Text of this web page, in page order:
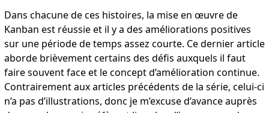
Dans chacune de ces histoires, la mise en œuvre de
Kanban est réussie et il y a des améliorations positives
sur une période de temps assez courte. Ce dernier article
aborde brièvement certains des défis auxquels il faut
faire souvent face et le concept d’amélioration continue.
Contrairement aux articles précédents de la série, celui-ci
n’a pas d’illustrations, donc je m’excuse d’avance auprès